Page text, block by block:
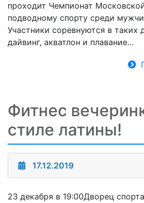
проходит Чемпионат
подводному спорту среди
Участники соревнуются в таких
дайвинг, акватлон и плавание…
Фитнес
стиле латины!
17.12.2019
23 декабря в 19:00Дворец